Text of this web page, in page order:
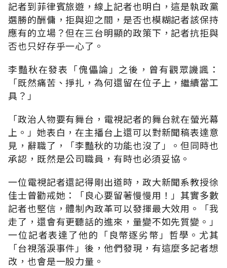
記者到菲律賓旅遊，線上記者也明白，這是執政黨
選勝的酬傭，拒與迎之間，是否也模糊記者該保持
應有的立場？但在三台明顯的政策下，記者抗拒與
否也只好存乎一心了。
李豔秋在發表「傀儡論」之後，曾有觀眾譏諷：
「既然痛苦、掙扎，為何還留在位子上，繼續當工
具？」
「政治人物要有舞台，電視記者的舞台就在螢光幕
上。」她表白，在主播台上還可以對新聞稿表達意
見，辭職了，「李豔秋的功能也沒了」。但同時也
承認，既然是公司職員，有時也必須妥協。
一位電視記者還記得剛出道時，政大新聞系教授徐
佳士曾勸戒她：「良心要留著慢慢用！」其實多數
記者也堅信，體制內政革可以發揮最大效用。「我
走了，還會有更聽話的進來，量變不如先質變。」
一位記者表達了他的「良幣逐劣幣」哲學。尤其
「台視落淚事件」後，他們發現，有這麼多記者想
改，也會是一股力量。